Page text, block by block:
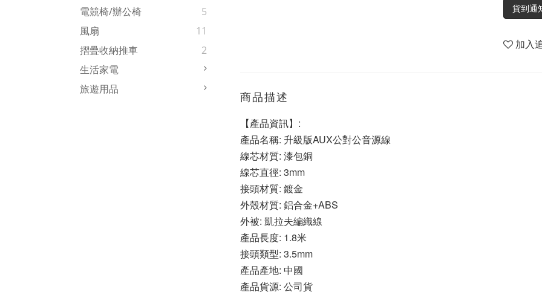
電競椅/辦公椅
5
風扇
11
摺疊收納推車
2
生活家電
旅遊用品
貨到通
加入
商品描述
【產品資訊】:
產品名稱: 升級版AUX公對公音源線
線芯材質: 漆包銅
線芯直徑: 3mm
接頭材質: 鍍金
外殼材質: 鋁合金+ABS
外被: 凱拉夫編織線
產品長度: 1.8米
接頭類型: 3.5mm
產品產地: 中國
產品貨源: 公司貨